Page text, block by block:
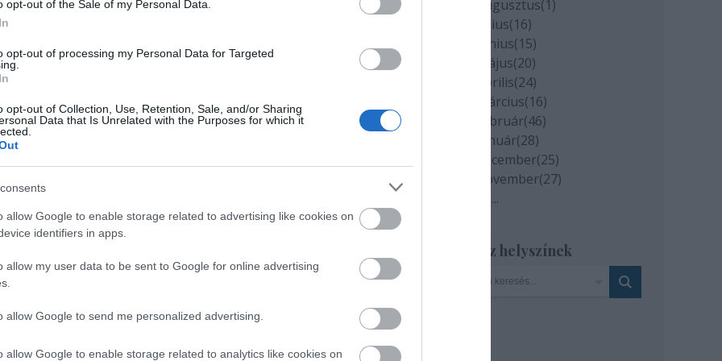
opt-out of the Sale of my Personal Data.
opt-out of processing my Personal Data for Targeted
opt-out of Collection, Use, Retention, Sale, and/or Sharing
Data that Is Unrelated with the Purposes for which it
allow Google to enable storage related to advertising like cookies on
identifiers in apps.
allow my user data to be sent to Google for online advertising
allow Google to send me personalized advertising.
allow Google to enable storage related to analytics like cookies on
megformálását is. Így csak elszörnyedve nézhetjük
otthonkáját, melyet megrázó módon egészít ki egy
látszó zöld cipő. A jelmezek utalásai bizonyos
Marcsa tűzpiros tollruhája mintha egy Max Ernst-
vagyis
LászlóPéterBaracs mérnökje kevéssé tudja egy műszaki
egy forgóajtón át préselődik be a színre, aznap este már
zollstock-szerű összecsukódásaira csak későn lehet
tántorgása nem ebben a darabban tud poénként
bizarr integetések jutnak az énekelni és játszani is tudó
és természetesek.Tar Mónika Marcsája épp olyan
lovászfiúból lett sofőrje megérdemel.
szerepét. Graciőz tartása, természetes humora, kellemes
gerince mozgásában megvan - az arisztokrata is, de a
egy bulilovag lesz belőle. Azt is képes jól eljátszani.
egy igazi, táncos operettet kívánok neki is, a csapatnak
2020 augusztus(1)
2020 július(16)
2020 június(15)
2020 május(20)
2020 április(24)
2020 március(16)
2020 február(46)
2020 január(28)
2019 december(25)
2019 november(27)
...
Szinház helyszínek